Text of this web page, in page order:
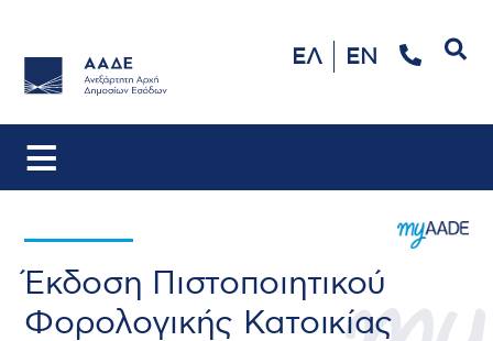
ΕΛ EN
Έκδοση Πιστοποιητικού
Φορολογικής Κατοικίας